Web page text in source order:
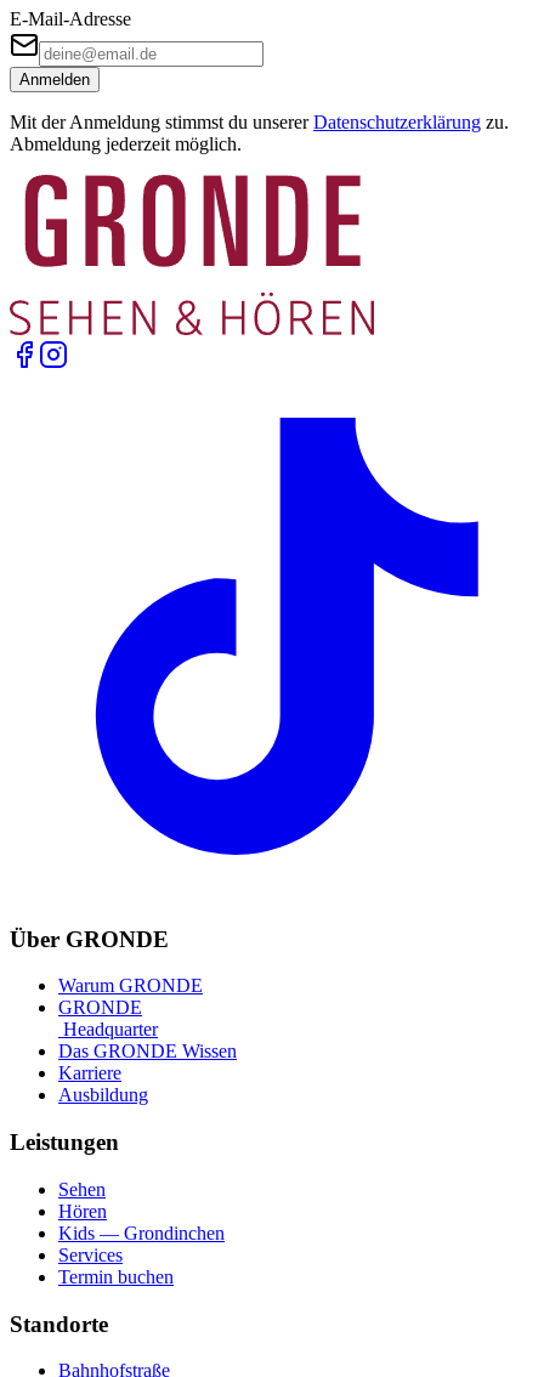
E-Mail-Adresse
Anmelden
Mit der Anmeldung stimmst du unserer Datenschutzerklärung zu.
Abmeldung jederzeit möglich.
Über GRONDE
Warum GRONDE
GRONDE
Headquarter
Das GRONDE Wissen
Karriere
Ausbildung
Leistungen
Sehen
Hören
Kids — Grondinchen
Services
Termin buchen
Standorte
Bahnhofstraße